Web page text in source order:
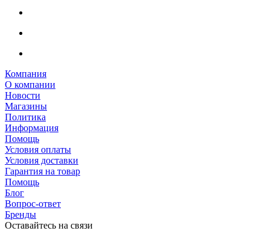
Компания
О компании
Новости
Магазины
Политика
Информация
Помощь
Условия оплаты
Условия доставки
Гарантия на товар
Помощь
Блог
Вопрос-ответ
Бренды
Оставайтесь на связи